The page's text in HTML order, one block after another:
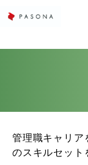
管理職キャリア
のスキルセット